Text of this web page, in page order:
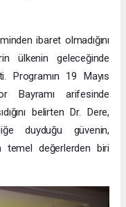
ibaret olmadığını
ülkenin geleceğinde
Programın 19 Mayıs
Bayramı arifesinde
belirten Dr. Dere,
duyduğu güvenin,
temel değerlerden biri